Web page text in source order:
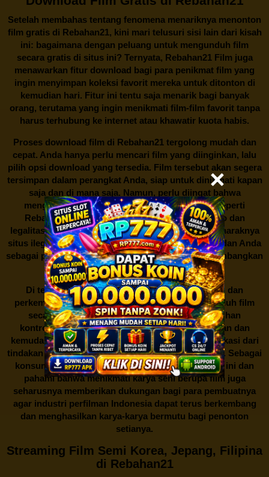
Setelah membahas tentang fenomena menariknya menonton
film gratis di Rebahan21, kini mari telusuri sisi lain dari kisah
ini: bagaimana dengan peluang untuk mengunduh film
secara gratis di situs ini? Ternyata, Rebahan21 Film juga
menawarkan fitur download bagi para penikmat film yang
ingin menyimpan koleksi favorit mereka untuk ditonton di
kemudian hari. Fitur ini tentu saja menarik bagi banyak
orang, terutama yang ingin menikmati film-film favorit tanpa
harus terhubung ke internet atau khawatir kuota habis.
Proses download film di Rebahan21tergolong mudah dan
cepat. Anda hanya perlu mencari film yang diinginkan, lalu
pilih opsi download yang tersedia. Film tersebut akan segera
tersimpan dalam perangkat Anda, siap untuk dinikmati kapan
saja dan di mana saja. Namun, perlu diingat bahwa
mengunduh film secara gratis dari situs-situs seperti
Rebahan21 juga berarti berurusan dengan risiko dan
legalitas. Seperti yang telah dibahas sebelumnya, maraknya
situs ilegal semacam ini menimbulkan kontroversi, dan Anda
sebagai pengguna juga perlu bijak dalam mempertimbangkan
akibat dari tindakan tersebut.
Di tengah dinamika persaingan industri hiburan dan
perkembangan teknologi, menonton dan mengunduh film
secara gratis diRebahan21menjadi sebuah pilihan
kontroversial. Meskipun menawarkan kenyamanan dan
kemudahan akses, kita juga harus memahami implikasi dari
tindakan ini terhadap para pelaku industri perfilman. Sebagai
konsumen, bijaklah dalam menggunakan platform ini dan
pahami bahwa menikmati karya seni berupa film juga
seharusnya memberikan dukungan bagi para pembuatnya
agar industri perfilman Indonesia dapat terus berkembang
dan menghasilkan karya-karya bermutu bagi penonton
setianya.
Streaming Film Semi Korea, Jepang, Filipina
di Rebahan21